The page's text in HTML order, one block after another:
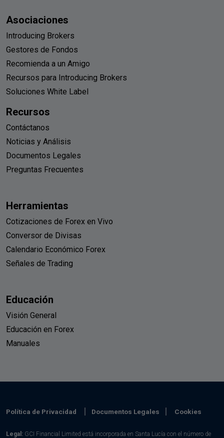
Asociaciones
Introducing Brokers
Gestores de Fondos
Recomienda a un Amigo
Recursos para Introducing Brokers
Soluciones White Label
Recursos
Contáctanos
Noticias y Análisis
Documentos Legales
Preguntas Frecuentes
Herramientas
Cotizaciones de Forex en Vivo
Conversor de Divisas
Calendario Económico Forex
Señales de Trading
Educación
Visión General
Educación en Forex
Manuales
Política de Privacidad Documentos Legales Cookies
Legal: GCI Financial Limited está incorporada en Santa Lucía con el número de